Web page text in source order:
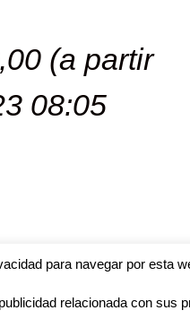
(a partir
08:05
para navegar por esta
relacionada con sus